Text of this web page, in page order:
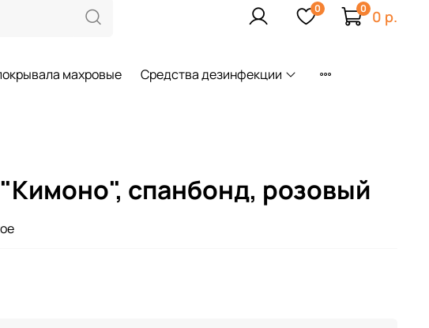
0 0 0 р.
махровые Средства дезинфекции
спанбонд, розовый